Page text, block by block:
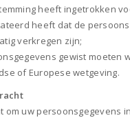
heeft ingetrokken
heeft dat de
verkregen zijn;
gewist moeten
of Europese wetgeving.
om uw persoonsgegevens